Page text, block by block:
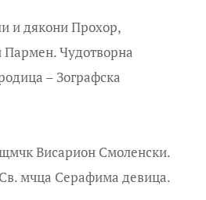
и дякони Прохор,
Чудотворна
– Зографска
Висарион Смоленски.
мчца Серафима девица.